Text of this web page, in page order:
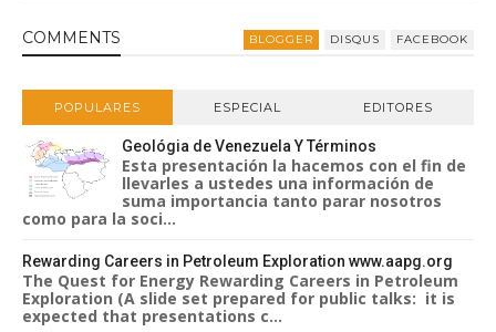
COMMENTS BLOGGER DISQUS FACEBOOK
POPULARES ESPECIAL EDITORES
Geológia de Venezuela Y Términos
Esta presentación la hacemos con el fin de
llevarles a ustedes una información de
suma importancia tanto parar nosotros
como para la soci...
Rewarding Careers in Petroleum Exploration www.aapg.org
The Quest for Energy Rewarding Careers in Petroleum
Exploration (A slide set prepared for public talks: it is
expected that presentations c...